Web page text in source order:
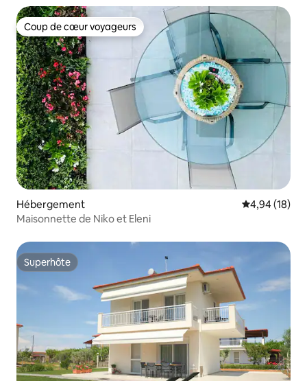
Coup de cœur voyageurs
Coup de cœur voyageurs
Hébergement Évaluation
4,94 (18)
Maisonnette de Niko et Eleni
Superhôte
Superhôte